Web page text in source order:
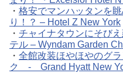
・ 格安でマンハッタンを
り！？ – Hotel Z New York
・ チャイナタウンにそび
テル – Wyndam Garden
・ 全館改装ほやほやのグ
ク - Grand Hyatt New